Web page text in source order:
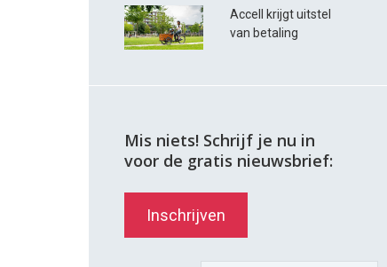
Accell krijgt uitstel
van betaling
Mis niets! Schrijf je nu in
voor de gratis nieuwsbrief:
Inschrijven